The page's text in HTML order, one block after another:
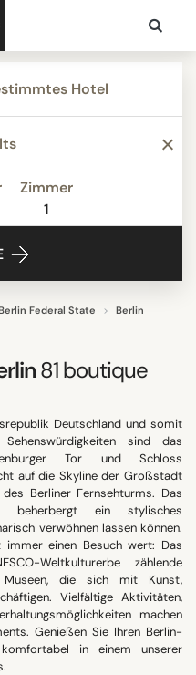
Zimmer
1
Federal State
Berlin
81boutique
Deutschland und somit
sind das
Tor und Schloss
auf die Skyline der Großstadt
Berliner Fernsehturms. Das
beherbergt ein stylisches
verwöhnen lassen können.
einen Besuch wert: Das
Weltkulturerbe zählende
Museen, die sich mit Kunst,
Vielfältige Aktivitäten,
machen
Genießen Sie Ihren Berlin-
in einem unserer